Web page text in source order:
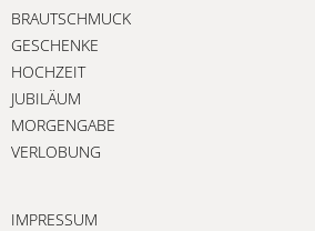
BRAUTSCHMUCK
GESCHENKE
HOCHZEIT
JUBILÄUM
MORGENGABE
VERLOBUNG
IMPRESSUM